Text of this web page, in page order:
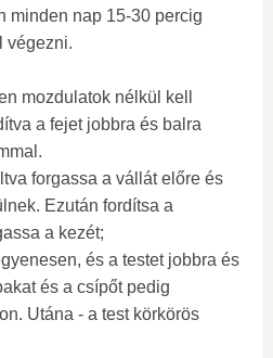
minden nap 15-30 percig
végezni.
mozdulatok nélkül kell
a fejet jobbra és balra
forgassa a vállát előre és
Ezután fordítsa a
a kezét;
és a testet jobbra és
és a csípőt pedig
Utána - a test körkörös